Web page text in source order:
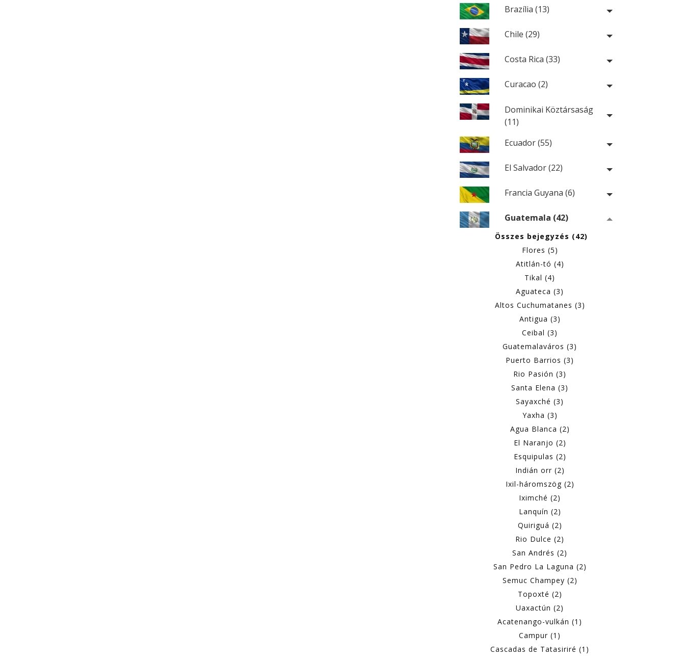
Brazília (13)
Chile (29)
Costa Rica (33)
Curacao (2)
Dominikai Köztársaság
(11)
Ecuador (55)
El Salvador (22)
Francia Guyana (6)
Guatemala (42)
Összes bejegyzés (42)
Flores (5)
Atitlán-tó (4)
Tikal (4)
Aguateca (3)
Altos Cuchumatanes (3)
Antigua (3)
Ceibal (3)
Guatemalaváros (3)
Puerto Barrios (3)
Rio Pasión (3)
Santa Elena (3)
Sayaxché (3)
Yaxha (3)
Agua Blanca (2)
El Naranjo (2)
Esquipulas (2)
Indián orr (2)
Ixil-háromszög (2)
Iximché (2)
Lanquín (2)
Quiriguá (2)
Rio Dulce (2)
San Andrés (2)
San Pedro La Laguna (2)
Semuc Champey (2)
Topoxté (2)
Uaxactún (2)
Acatenango-vulkán (1)
Campur (1)
Cascadas de Tatasiriré (1)